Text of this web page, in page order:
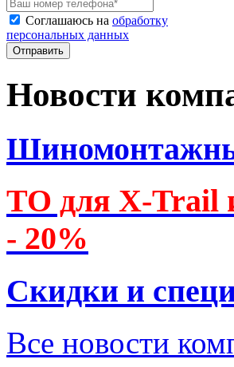
Соглашаюсь на обработку
персональных данных
Новости
ТО для X-Trail
- 20%
Скидки и
Все новости